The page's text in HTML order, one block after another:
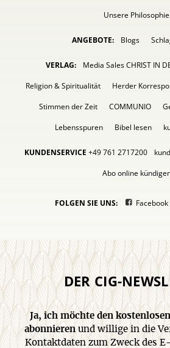
Unsere Philosophie
ANGEBOTE: Blogs
VERLAG:
Media Sales CHRIST IN
Religion & Spiritualität
Herder
Stimmen der Zeit
COMMUNIO
Lebensspuren
Bibel lesen
KUNDENSERVICE +49 761 2717200
Abo online
FOLGEN SIE UNS: Facebook
DER CIG-
Ja, ich möchte den
abonnierenund willige in die
Kontaktdaten zum Zweck des